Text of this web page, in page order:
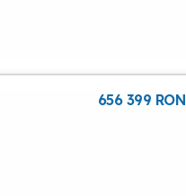
656 399 RON